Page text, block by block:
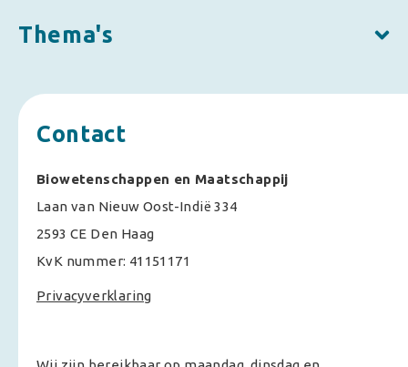
Thema's
Contact
Biowetenschappen en Maatschappij
Laan van Nieuw Oost-Indië 334
2593 CE Den Haag
KvK nummer: 41151171
Privacyverklaring